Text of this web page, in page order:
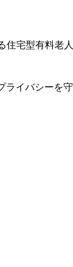
住宅型有料老人
ライバシーを守